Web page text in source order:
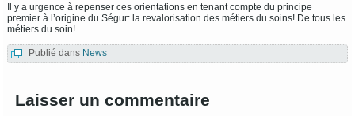
Il y a urgence à repenser ces orientations en tenant compte du principe
premier à l’origine du Ségur: la revalorisation des métiers du soins! De tous les
métiers du soin!
Publié dans News
Laisser un commentaire